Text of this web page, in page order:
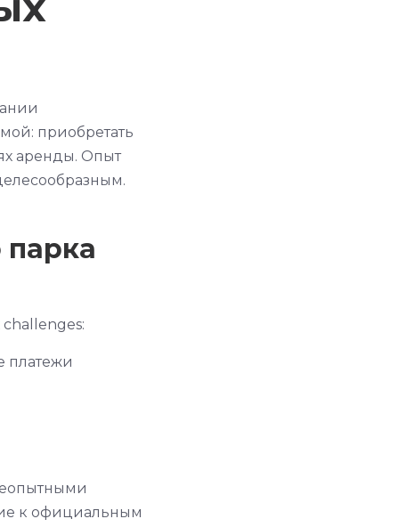
приобретать
аренды. Опыт
платежи
к официальным